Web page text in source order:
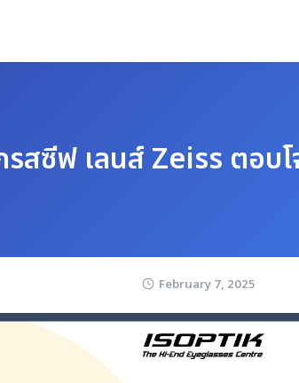
รสซีฟ เลนส์ Zeiss ตอ
February 7, 2025